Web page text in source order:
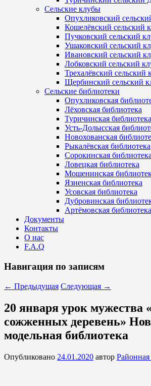
Сельские клубы
Опухликовский
Кошелёвский сельский
Пучковский сельский
Ушаковский сельский
Ивановский сельский
Лобковский сельский
Трехалёвский сельский
Щербинский сельский
Сельские библиотеки
Опухликовская
Лёховская библиотека
Туричинская библиотека
Усть-Долысская
Новохованская
Рыкалёвская библиотека
Сорокинская
Ловецкая библиотека
Мошенинская
Язненская библиотека
Усовская библиотека
Дубровинская
Артёмовская библиотека
Документы
Контакты
О нас
F.A.Q
Навигация по записям
← Предыдущая Следующая →
20 января урок мужества
сожженных деревень»
модельная библиотека
Опубликовано 24.01.2020 автор Районная